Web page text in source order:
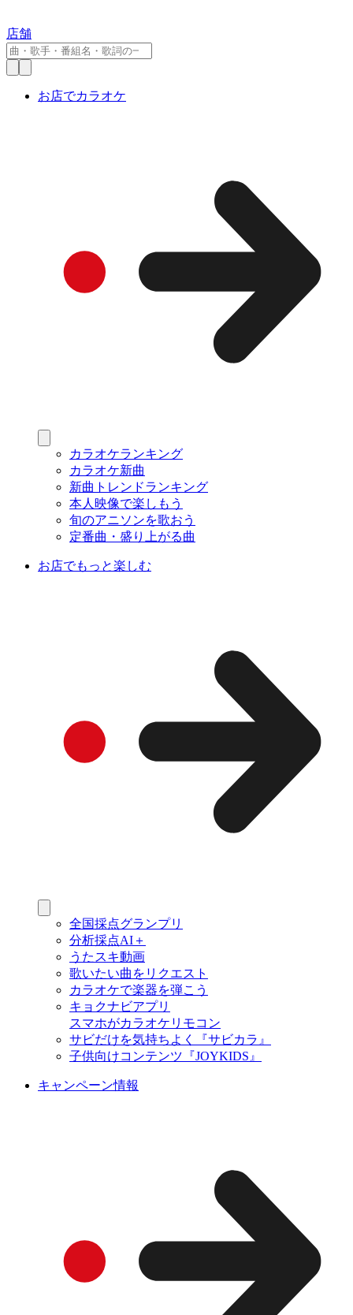
店舗
お店でカラオケ
カラオケランキング
カラオケ新曲
新曲トレンドランキング
本人映像で楽しもう
旬のアニソンを歌おう
定番曲・盛り上がる曲
お店でもっと楽しむ
全国採点グランプリ
分析採点AI＋
うたスキ動画
歌いたい曲をリクエスト
カラオケで楽器を弾こう
キョクナビアプリ
スマホがカラオケリモコン
サビだけを気持ちよく『サビカラ』
子供向けコンテンツ『JOYKIDS』
キャンペーン情報